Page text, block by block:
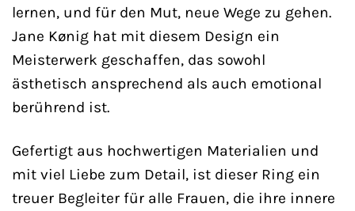
lernen, und für den Mut, neue Wege zu gehen.
Jane Kønig hat mit diesem Design ein
Meisterwerk geschaffen, das sowohl
ästhetisch ansprechend als auch emotional
berührend ist.
Gefertigt aus hochwertigen Materialien und
mit viel Liebe zum Detail, ist dieser Ring ein
treuer Begleiter für alle Frauen, die ihre innere